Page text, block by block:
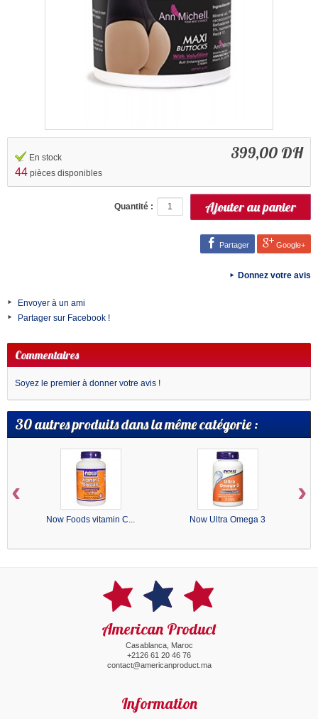
399,00 DH
En stock
44 pièces disponibles
Quantité :
Partager Google+
Donnez votre avis
Envoyer à un ami
Partager sur Facebook !
Commentaires
Soyez le premier à donner votre avis !
30 autres produits dans la même catégorie :
Now Foods vitamin C... Now Ultra Omega 3
‹ ›
American Product
Casablanca, Maroc
+2126 61 20 46 76
contact@americanproduct.ma
Information